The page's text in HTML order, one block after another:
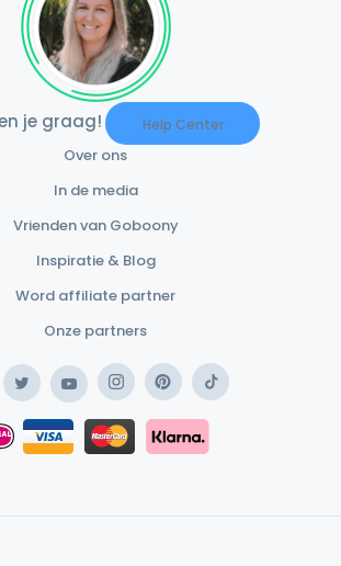
je graag! Help Center
Over ons
In de media
Vrienden van Goboony
Inspiratie & Blog
Word affiliate partner
Onze partners
TwitterYouTubeInstagramPinterestTikTok
Safe Payment Card
Safe Payment Klarna